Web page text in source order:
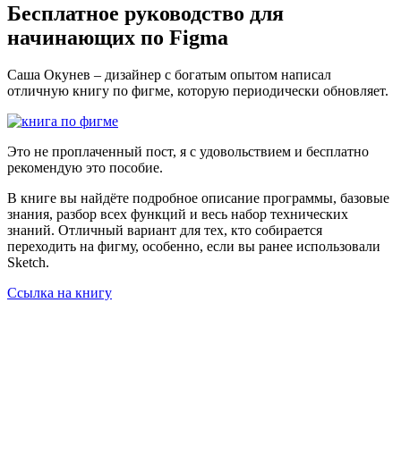
Бесплатное руководство для
начинающих по Figma
Саша Окунев – дизайнер с богатым опытом написал
отличную книгу по фигме, которую периодически обновляет.
Это не проплаченный пост, я с удовольствием и бесплатно
рекомендую это пособие.
В книге вы найдёте подробное описание программы, базовые
знания, разбор всех функций и весь набор технических
знаний. Отличный вариант для тех, кто собирается
переходить на фигму, особенно, если вы ранее использовали
Sketch.
Ссылка на книгу